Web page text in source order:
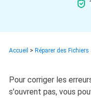

Accueil > Réparer des Fichiers
Pour corriger les
s'ouvrent pas, vous